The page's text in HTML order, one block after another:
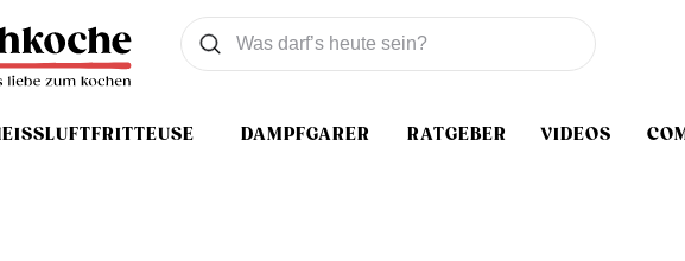
DAMPFGARER RATGEBER VIDEOS
Was wollen Sie suchen
Suchen